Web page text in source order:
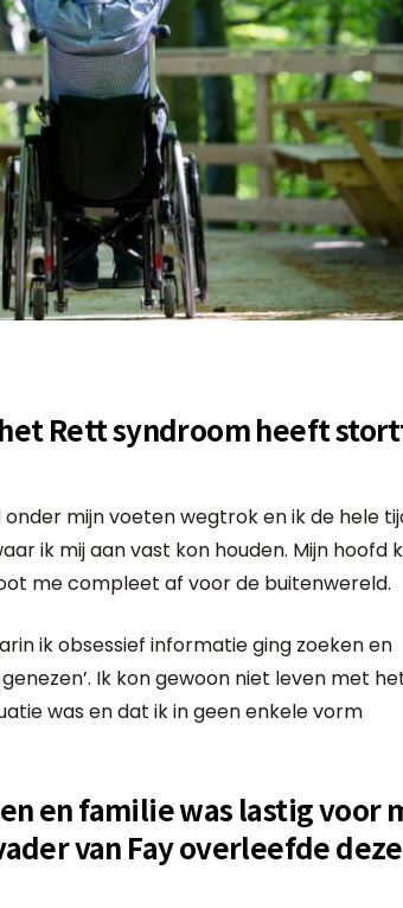
Rett syndroom heeft
mijn voeten wegtrok en ik de hele
ik mij aan vast kon houden. Mijn hoofd
me compleet af voor de buitenwereld.
ik obsessief informatie ging zoeken en
Ik kon gewoon niet leven met
was en dat ik in geen enkele vorm
en familie was lastig voor
van Fay overleefde deze